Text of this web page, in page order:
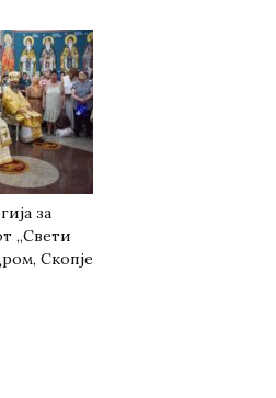
за
„Свети
Скопје